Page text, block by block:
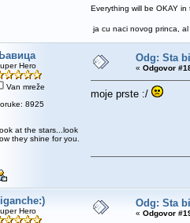
Everything will be OKAY
ja cu naci novog princa,
Hero
Van mreže
8925
at the stars...look
they shine for you.
Odg: Sta
« Odgovor
moje prste :/
Hero
Odg: Sta
« Odgovor